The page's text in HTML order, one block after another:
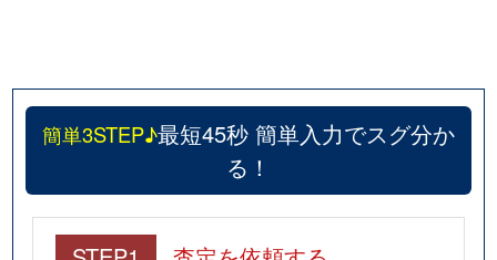
簡単3STEP♪最短45秒 簡単入力でスグ分か
る！